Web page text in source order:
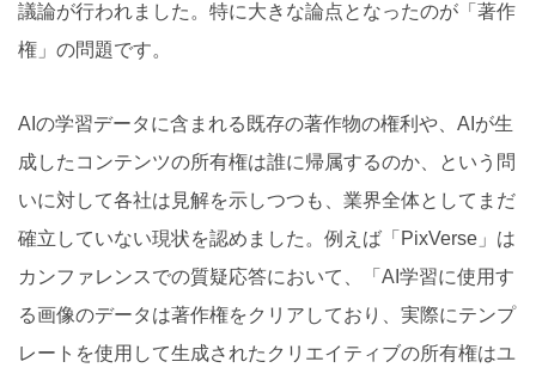
議論が行われました。特に大きな論点となったのが「著作
権」の問題です。
AIの学習データに含まれる既存の著作物の権利や、AIが生
成したコンテンツの所有権は誰に帰属するのか、という問
いに対して各社は見解を示しつつも、業界全体としてまだ
確立していない現状を認めました。例えば「PixVerse」は
カンファレンスでの質疑応答において、「AI学習に使用す
る画像のデータは著作権をクリアしており、実際にテンプ
レートを使用して生成されたクリエイティブの所有権はユ